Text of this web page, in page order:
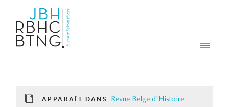
APPARAÎT DANS
Revue Belge d'Histoire